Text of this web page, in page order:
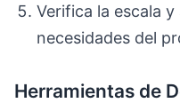
Verifica la escala
necesidades del
Herramientas de